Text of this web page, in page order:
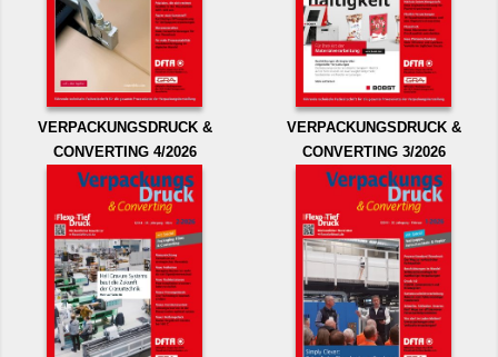
VERPACKUNGSDRUCK &
CONVERTING 4/2026
VERPACKUNGSDRUCK &
CONVERTING 3/2026